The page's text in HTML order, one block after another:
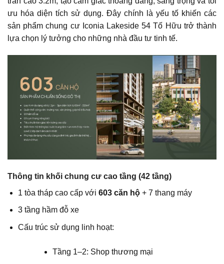
ưu hóa diện tích sử dụng. Đây chính là yếu tố khiến các
sản phẩm chung cư Iconia Lakeside 54 Tố Hữu trở thành
lựa chọn lý tưởng cho những nhà đầu tư tinh tế.
Thông tin khối chung cư cao tầng (42 tầng)
1 tòa tháp cao cấp với 603 căn hộ+ 7 thang máy
3 tầng hầm đỗ xe
Cấu trúc sử dụng linh hoạt:
Tầng 1–2: Shop thương mại